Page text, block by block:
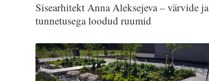
Sisearhitekt Anna Aleksejeva – värvide ja
tunnetusega loodud ruumid